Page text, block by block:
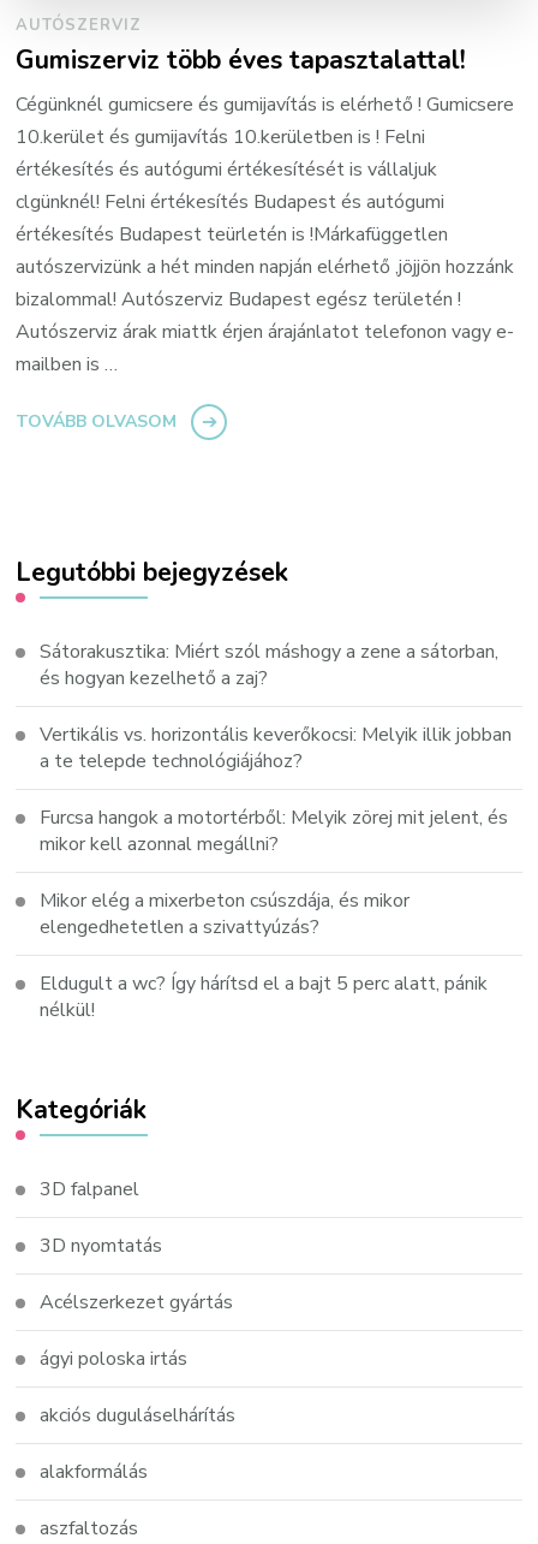
AUTÓSZERVIZ
Gumiszerviz több éves tapasztalattal!
Cégünknél gumicsere és gumijavítás is elérhető ! Gumicsere
10.kerület és gumijavítás 10.kerületben is ! Felni
értékesítés és autógumi értékesítését is vállaljuk
clgünknél! Felni értékesítés Budapest és autógumi
értékesítés Budapest teürletén is !Márkafüggetlen
autószervizünk a hét minden napján elérhető ,jöjjön hozzánk
bizalommal! Autószerviz Budapest egész területén !
Autószerviz árak miattk érjen árajánlatot telefonon vagy e-
mailben is …
TOVÁBB OLVASOM
Legutóbbi bejegyzések
Sátorakusztika: Miért szól máshogy a zene a sátorban,
és hogyan kezelhető a zaj?
Vertikális vs. horizontális keverőkocsi: Melyik illik jobban
a te telepde technológiájához?
Furcsa hangok a motortérből: Melyik zörej mit jelent, és
mikor kell azonnal megállni?
Mikor elég a mixerbeton csúszdája, és mikor
elengedhetetlen a szivattyúzás?
Eldugult a wc? Így hárítsd el a bajt 5 perc alatt, pánik
nélkül!
Kategóriák
3D falpanel
3D nyomtatás
Acélszerkezet gyártás
ágyi poloska irtás
akciós duguláselhárítás
alakformálás
aszfaltozás